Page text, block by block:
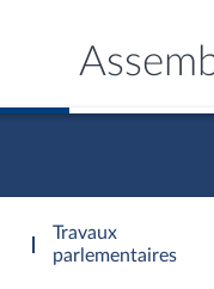
Travaux
parlementaires